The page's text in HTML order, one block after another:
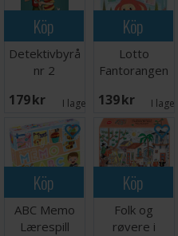
Köp
Detektivbyrå
nr 2
Brettspill
179 SEK I lager:
Köp
Lotto
Fantorangen
139 SEK I lager:
Köp
ABC Memo
Lærespill
Köp
Folk og
røvere i